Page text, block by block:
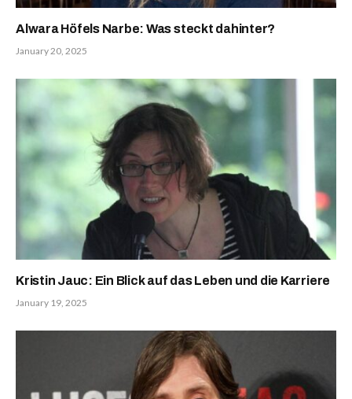
Alwara Höfels Narbe: Was steckt dahinter?
January 20, 2025
Kristin Jauc: Ein Blick auf das Leben und die Karriere
January 19, 2025